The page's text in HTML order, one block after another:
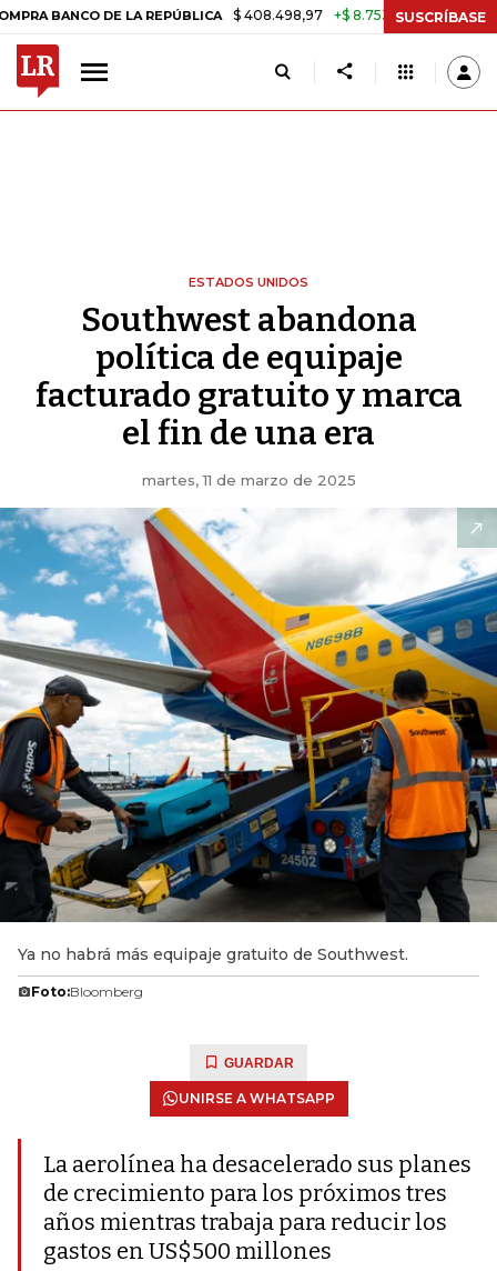
DE LA REPÚBLICA $ 408.498,97 +$ 8.753,81 +2,19% TASA DE
SUSCRÍBASE
ESTADOS UNIDOS
Southwest abandona
política de equipaje
facturado gratuito y marca
el fin de una era
martes, 11 de marzo de 2025
Ya no habrá más equipaje gratuito de Southwest.
Foto:Bloomberg
GUARDAR
UNIRSE A WHATSAPP
La aerolínea ha desacelerado sus planes
de crecimiento para los próximos tres
años mientras trabaja para reducir los
gastos en US$500 millones